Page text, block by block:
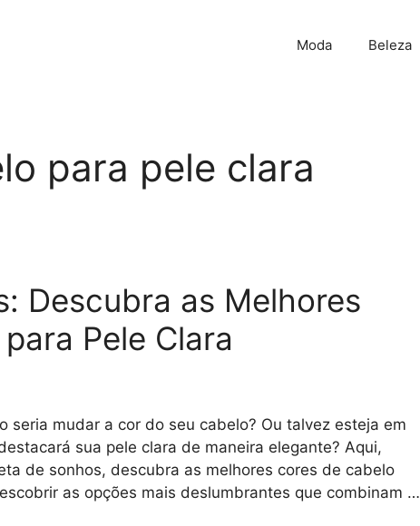
Moda Beleza
para pele clara
Descubra as Melhores
Pele Clara
seria mudar a cor do seu cabelo? Ou talvez esteja em
sua pele clara de maneira elegante? Aqui,
de sonhos, descubra as melhores cores de cabelo
as opções mais deslumbrantes que combinam …